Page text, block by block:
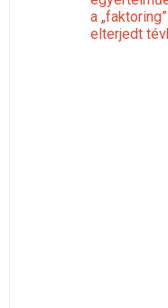
a
elterjedt